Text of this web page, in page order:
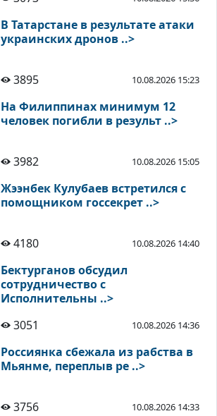
В Татарстане в результате атаки
украинских дронов ..>
3895 10.08.2026 15:23
На Филиппинах минимум 12
человек погибли в результ ..>
3982 10.08.2026 15:05
Жээнбек Кулубаев встретился с
помощником госсекрет ..>
4180 10.08.2026 14:40
Бектурганов обсудил
сотрудничество с
Исполнительны ..>
3051
10.08.2026 14:36
Россиянка сбежала из рабства в
Мьянме, переплыв ре ..>
3756 10.08.2026 14:33